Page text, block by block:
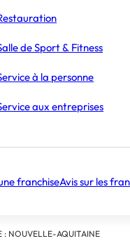
de Sport & Fitness
à la personne
aux entreprises
franchiseAvis sur les
FRANCHISE
placé dans une
et la
: NOUVELLE-AQUITAINE